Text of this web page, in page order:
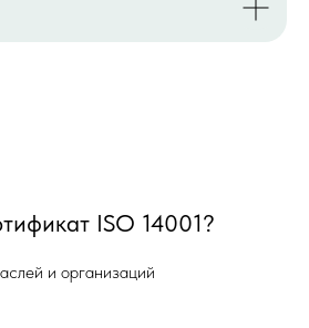
ISO 14001?
и организаций